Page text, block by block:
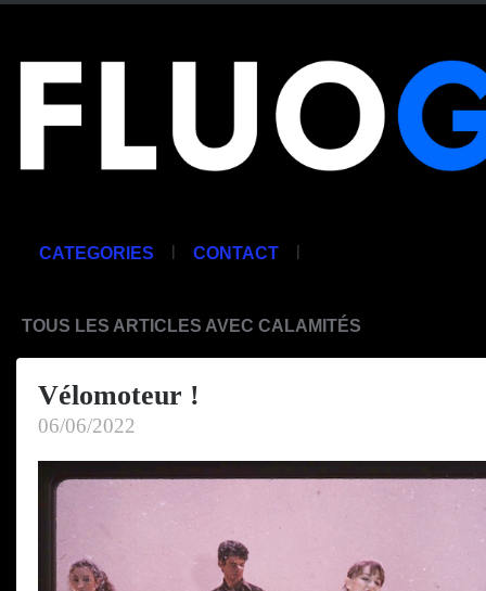
CATEGORIES | CONTACT |
TOUS LES ARTICLES AVEC CALAMITÉS
Vélomoteur !
06/06/2022